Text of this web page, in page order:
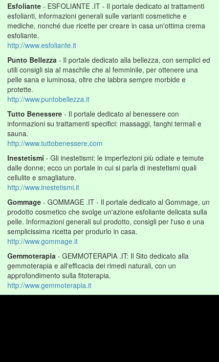
Esfoliante - ESFOLIANTE .IT - Il portale dedicato ai trattamenti
esfolianti, informazioni generali sulle varianti cosmetiche e
mediche, nonché due ricette per creare in casa un'ottima crema
esfoliante.
http://www.esfoliante.it
Punto Bellezza - Il portale dedicato alla bellezza, con semplici ed
utili consigli sia al maschile che al femminile, per ottenere una
pelle sana e luminosa, oltre che labbra sempre morbide e
protette.
http://www.puntobellezza.it
Tutto Benessere - Il portale dedicato al benessere con
informazioni su trattamenti specifici: massaggi, fanghi termali e
sauna.
http://www.tuttobenessere.com
Inestetismi - Gli inestetismi: le imperfezioni più odiate e temute
dalle donne; ecco un portale in cui si parla di inestetismi quali
cellulite e smagliature.
http://www.inestetismi.it
Gommage - GOMMAGE .IT - Il portale dedicato al Gommage, un
prodotto cosmetico che svolge un'azione esfoliante delicata sulla
pelle. Informazioni generali sul prodotto, consigli per l'uso e una
semplicissima ricetta per produrlo in casa.
http://www.gommage.it
Gemmoterapia - GEMMOTERAPIA .IT: Il Sito dedicato alla
gemmoterapia e all'efficacia dei rimedi naturali, con un
approfondimento sulla fitoterapia.
http://www.gemmoterapia.it